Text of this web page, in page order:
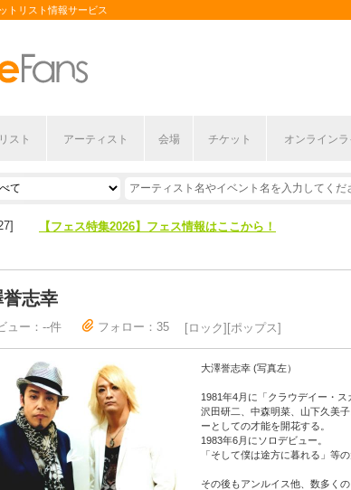
トリスト情報サービス
スト アーティスト 会場 チケット オンライン
【ライブ動員ランキング】2026年上半期編発表！
【フェス特集2026】フェス情報はここから！
誉志幸
ュー：--件 フォロー：35 ロック ポップス
大澤誉志幸 (写真左）
1981年4月に「クラウデイー・ス
沢田研二、中森明菜、山下久美
ーとしての才能を開花する。
1983年6月にソロデビュー。
「そして僕は途方に暮れる」等
その後もアンルイス他、数多く